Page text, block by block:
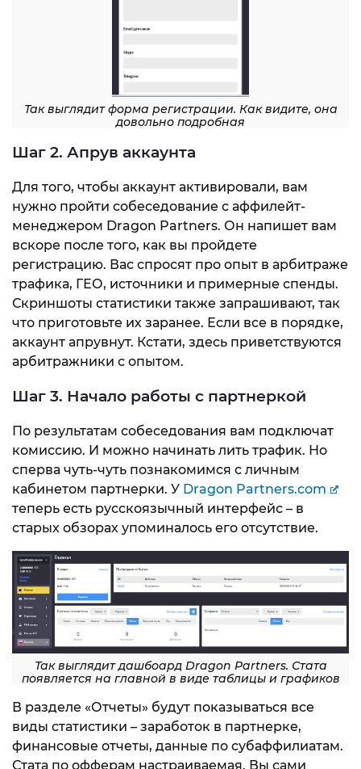
Так выглядит форма регистрации. Как видите, она
довольно подробная
Шаг 2. Апрув аккаунта
Для того, чтобы аккаунт активировали, вам
нужно пройти собеседование с аффилейт-
менеджером Dragon Partners. Он напишет вам
вскоре после того, как вы пройдете
регистрацию. Вас спросят про опыт в арбитраже
трафика, ГЕО, источники и примерные спенды.
Скриншоты статистики также запрашивают, так
что приготовьте их заранее. Если все в порядке,
аккаунт апрувнут. Кстати, здесь приветствуются
арбитражники с опытом.
Шаг 3. Начало работы с партнеркой
По результатам собеседования вам подключат
комиссию. И можно начинать лить трафик. Но
сперва чуть-чуть познакомимся с личным
кабинетом партнерки. У Dragon Partners.com
теперь есть русскоязычный интерфейс – в
старых обзорах упоминалось его отсутствие.
Так выглядит дашбоард Dragon Partners. Стата
появляется на главной в виде таблицы и графиков
В разделе «Отчеты» будут показываться все
виды статистики – заработок в партнерке,
финансовые отчеты, данные по субаффилиатам.
Стата по офферам настраиваемая. Вы сами